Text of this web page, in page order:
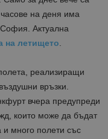
на деня има
Актуална
на летището.
реализиращи
връзки.
вчера предупреди
които може да бъдат
много полети със